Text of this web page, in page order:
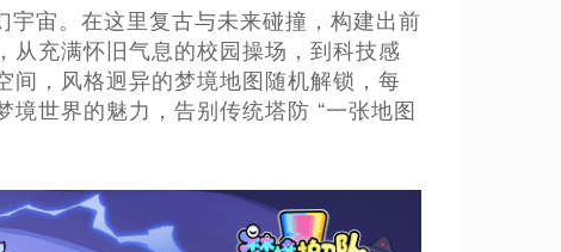
宙。在这里复古与未来碰撞，构建出前
从充满怀旧气息的校园操场，到科技感
间，风格迥异的梦境地图随机解锁，每
世界的魅力，告别传统塔防 “一张地图